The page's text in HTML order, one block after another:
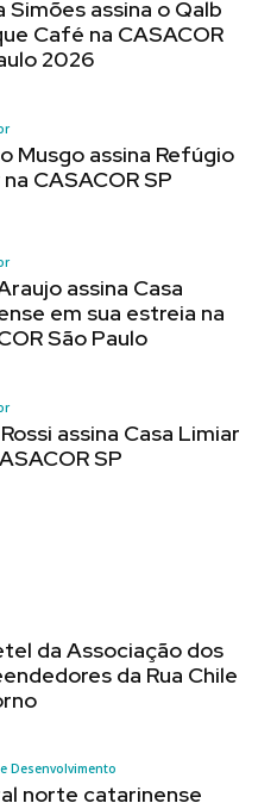
Simões assina o Qalb
Café na CASACOR
2026
Musgo assina Refúgio
CASACOR SP
assina Casa
em sua estreia na
São Paulo
assina Casa Limiar
SP
da Associação dos
da Rua Chile
Desenvolvimento
norte catarinense